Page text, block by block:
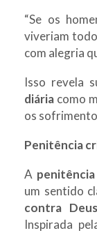
“Se os
viveriam
com alegria
Isso revela
diária como
os
Penitência
A
um sentido
contra
Inspirada